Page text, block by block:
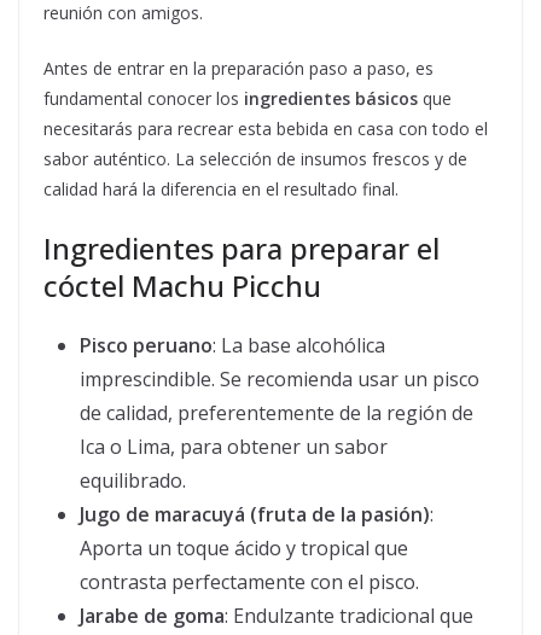
reunión con amigos.
Antes de entrar en la preparación paso a paso, es
fundamental conocer los ingredientes básicos que
necesitarás para recrear esta bebida en casa con todo el
sabor auténtico. La selección de insumos frescos y de
calidad hará la diferencia en el resultado final.
Ingredientes para preparar el
cóctel Machu Picchu
Pisco peruano: La base alcohólica
imprescindible. Se recomienda usar un pisco
de calidad, preferentemente de la región de
Ica o Lima, para obtener un sabor
equilibrado.
Jugo de maracuyá (fruta de la pasión):
Aporta un toque ácido y tropical que
contrasta perfectamente con el pisco.
Jarabe de goma: Endulzante tradicional que